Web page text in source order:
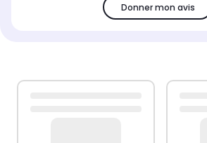
Donner mon avis